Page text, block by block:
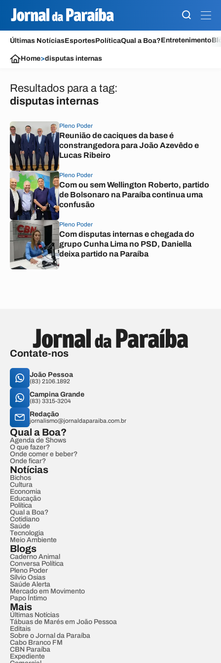
Últimas NotíciasEsportesPolíticaQual a Boa?Entretenimento
Home>disputas internas
Resultados para a tag:
disputas internas
Pleno Poder
Reunião de caciques da base é
constrangedora para João Azevêdo e
Lucas Ribeiro
Pleno Poder
Com ou sem Wellington Roberto, partido
de Bolsonaro na Paraíba continua uma
confusão
Pleno Poder
Com disputas internas e chegada do
grupo Cunha Lima no PSD, Daniella
deixa partido na Paraíba
Contate-nos
João Pessoa
(83) 2106.1892
Campina Grande
(83) 3315-3204
Redação
jornalismo@jornaldaparaiba.com.br
Qual a Boa?
Agenda de Shows
O que fazer?
Onde comer e beber?
Onde ficar?
Notícias
Bichos
Cultura
Economia
Educação
Política
Qual a Boa?
Cotidiano
Saúde
Tecnologia
Meio Ambiente
Blogs
Caderno Animal
Conversa Política
Pleno Poder
Sílvio Osias
Saúde Alerta
Mercado em Movimento
Papo Íntimo
Mais
Últimas Notícias
Tábuas de Marés em João Pessoa
Editais
Sobre o Jornal da Paraíba
Cabo Branco FM
CBN Paraíba
Expediente